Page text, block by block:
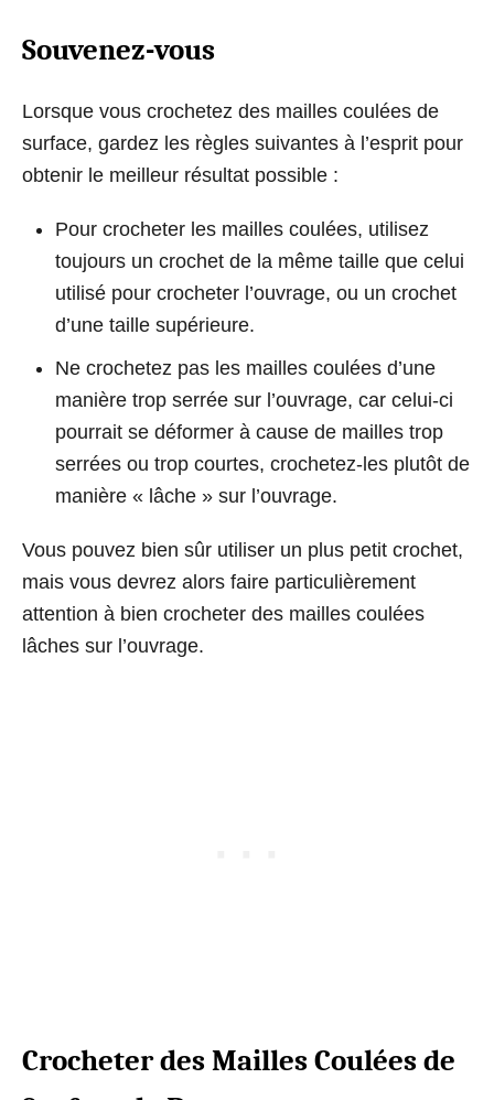
Souvenez-vous
Lorsque vous crochetez des mailles coulées de
surface, gardez les règles suivantes à l’esprit pour
obtenir le meilleur résultat possible :
Pour crocheter les mailles coulées, utilisez
toujours un crochet de la même taille que celui
utilisé pour crocheter l’ouvrage, ou un crochet
d’une taille supérieure.
Ne crochetez pas les mailles coulées d’une
manière trop serrée sur l’ouvrage, car celui-ci
pourrait se déformer à cause de mailles trop
serrées ou trop courtes, crochetez-les plutôt de
manière « lâche » sur l’ouvrage.
Vous pouvez bien sûr utiliser un plus petit crochet,
mais vous devrez alors faire particulièrement
attention à bien crocheter des mailles coulées
lâches sur l’ouvrage.
Crocheter des Mailles Coulées de